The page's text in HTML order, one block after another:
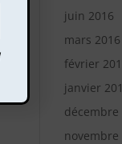
juin 2016
mars 2016
février
janvier
décembre
novembre